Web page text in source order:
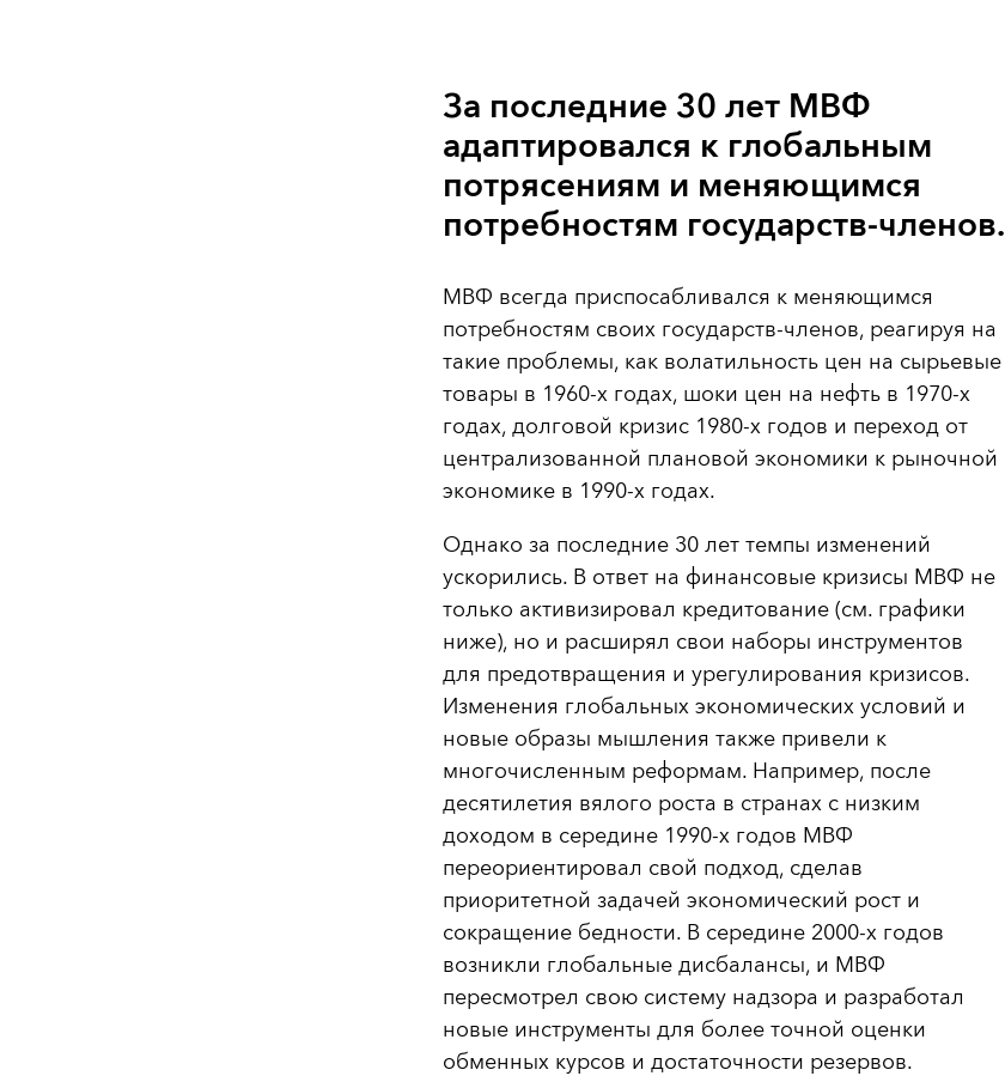
За последние 30 лет МВФ
адаптировался к глобальным
потрясениям и меняющимся
потребностям государств-членов.
МВФ всегда приспосабливался к меняющимся
потребностям своих государств-членов, реагируя на
такие проблемы, как волатильность цен на сырьевые
товары в 1960-х годах, шоки цен на нефть в 1970-х
годах, долговой кризис 1980-х годов и переход от
централизованной плановой экономики к рыночной
экономике в 1990-х годах.
Однако за последние 30 лет темпы изменений
ускорились. В ответ на финансовые кризисы МВФ не
только активизировал кредитование (см. графики
ниже), но и расширял свои наборы инструментов
для предотвращения и урегулирования кризисов.
Изменения глобальных экономических условий и
новые образы мышления также привели к
многочисленным реформам. Например, после
десятилетия вялого роста в странах с низким
доходом в середине 1990-х годов МВФ
переориентировал свой подход, сделав
приоритетной задачей экономический рост и
сокращение бедности. В середине 2000-х годов
возникли глобальные дисбалансы, и МВФ
пересмотрел свою систему надзора и разработал
новые инструменты для более точной оценки
обменных курсов и достаточности резервов.